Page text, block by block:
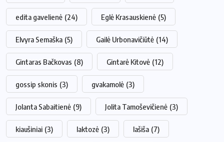
edita gavelienė (24) Eglė Krasauskienė (5)
Elvyra Semaška (5) Gailė Urbonavičiūtė (14)
Gintaras Bačkovas (8) Gintarė Kitovė (12)
gossip skonis (3) gvakamolė (3)
Jolanta Sabaitienė (9) Jolita Tamoševičienė (3)
kiaušiniai (3) laktozė (3) lašiša (7)